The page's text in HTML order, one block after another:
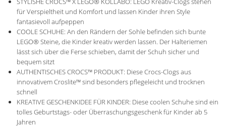
für Verspieltheit und Komfort und lassen Kinder ihren Style
fantasievoll aufpeppen
COOLE SCHUHE: An den Rändern der Sohle befinden sich bunte
LEGO® Steine, die Kinder kreativ werden lassen. Der Halteriemen
lässt sich über die Ferse schieben, damit der Schuh sicher und
bequem sitzt
AUTHENTISCHES CROCS™ PRODUKT: Diese Crocs-Clogs aus
innovativem Croslite™ sind besonders pflegeleicht und trocknen
schnell
KREATIVE GESCHENKIDEE FÜR KINDER: Diese coolen Schuhe sind ein
tolles Geburtstags- oder Überraschungsgeschenk für Kinder ab 5
Jahren